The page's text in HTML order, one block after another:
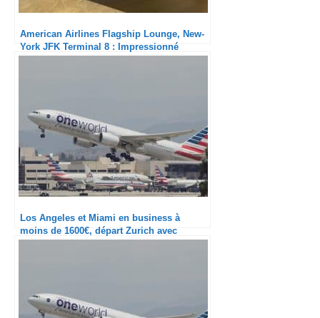
American Airlines Flagship Lounge, New-
York JFK Terminal 8 : Impressionné
Los Angeles et Miami en business à
moins de 1600€, départ Zurich avec